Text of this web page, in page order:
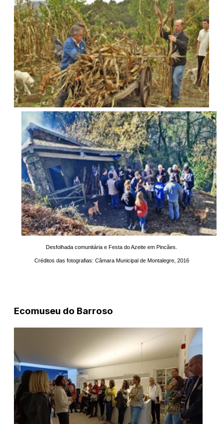
Desfolhada comunitária e Festa do Azeite em Pincães.
Créditos das fotografias: Câmara Municipal de Montalegre, 2016
Ecomuseu do Barroso